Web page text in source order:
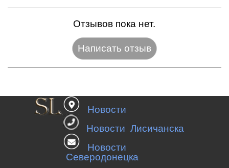
Отзывов пока нет.
Новости
Новости Лисичанска
Новости
Северодонецка